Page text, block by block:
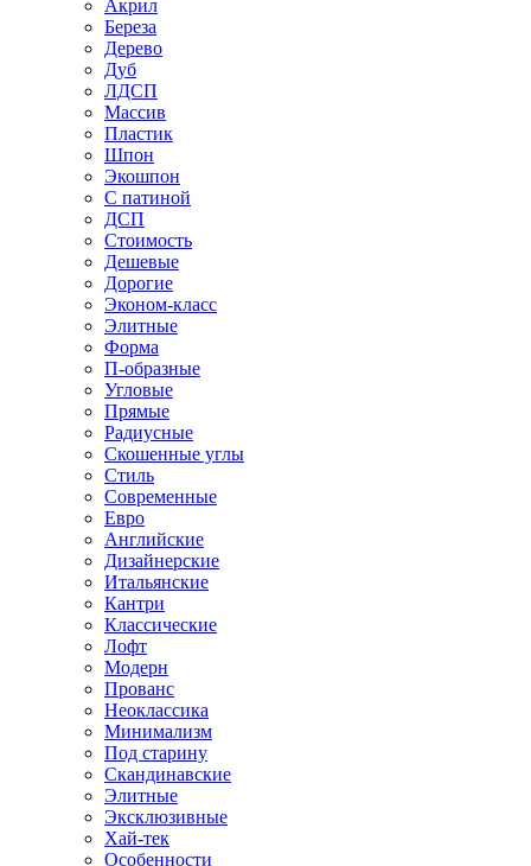
Акрил
Береза
Дерево
Дуб
ЛДСП
Массив
Пластик
Шпон
Экошпон
С патиной
ДСП
Стоимость
Дешевые
Дорогие
Эконом-класс
Элитные
Форма
П-образные
Угловые
Прямые
Радиусные
Скошенные углы
Стиль
Современные
Евро
Английские
Дизайнерские
Итальянские
Кантри
Классические
Лофт
Модерн
Прованс
Неоклассика
Минимализм
Под старину
Скандинавские
Элитные
Эксклюзивные
Хай-тек
Особенности